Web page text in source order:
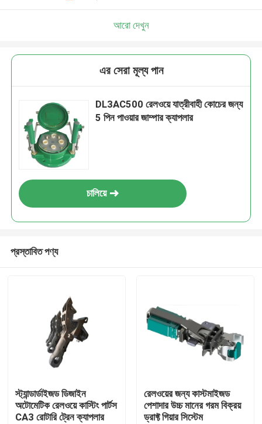
আরো দেখুন
এর সেরা মূল্য পান
DL3AC500 রেলওয়ে যাত্রীবাহী কোচের জন্য
5 পিন পাওয়ার জাম্পার ক্যাপলার
চালিয়ে
প্রস্তাবিত পণ্য
স্ট্যান্ডার্ডাইজড ডিজাইন
অটোমেটিক রেলওয়ে কাস্টিং পার্টস
CA3 রোটারি ট্রেন ক্যাপলার
রেলওয়ের জন্য কাস্টমাইজড
পেশাদার উচ্চ মানের গরম বিক্রয়
ড্রাফ্ট গিয়ার সিস্টেম